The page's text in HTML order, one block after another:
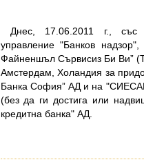
Днес, 17.06.2011 г., със
управление "Банков
Файненшъл Сървисиз Би Ви”
Амстердам, Холандия за
Банка София” АД и на
(без да ги достига или
кредитна банка" АД.